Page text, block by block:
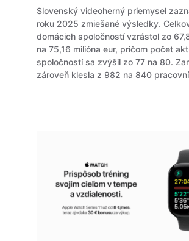
Slovenský videoherný priemysel
roku 2025 zmiešané výsledky.
domácich spoločností vzrástol zo
na 75,16 milióna eur, pričom počet
spoločností sa zvýšil zo 77 na 80.
zároveň klesla z 982 na 840